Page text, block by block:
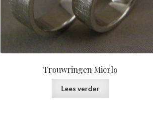
Trouwringen Mierlo
Lees verder